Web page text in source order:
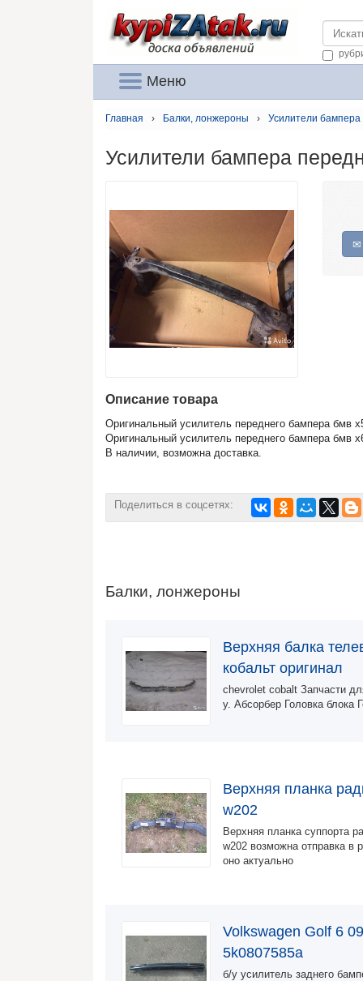
Меню
Главная › Балки, лонжероны › Усилители
Усилители бампера
Описание товара
Оригинальный усилитель переднего бампера бмв
Оригинальный усилитель переднего бампера бмв
В наличии, возможна доставка.
Поделиться в соцсетях:
Балки, лонжероны
Верхняя балка
кобальт оригинал
chevrolet cobalt Запчасти
у. Абсорбер Головка блока
Верхняя планка
w202
Верхняя планка суппорта
w202 возможна отправка в
оно актуально
Volkswagen Golf 6
5k0807585a
б/у усилитель заднего